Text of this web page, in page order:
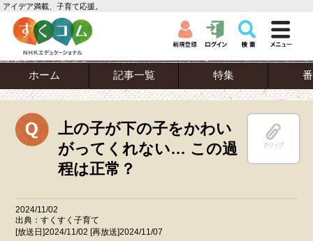
アイデア満載、子育て応援。
ホーム 記事一覧 特集
上の子が下の子をかわい
がってくれない… この過
程は正常？
クリップ
2024/11/02
出典：すくすく子育て
[放送日]2024/11/02 [再放送]2024/11/07